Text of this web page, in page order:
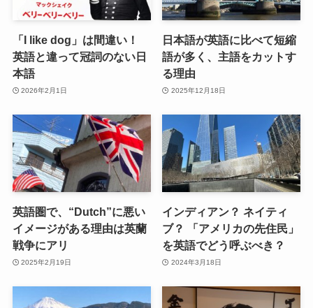
「I like dog」は間違い！
英語と違って冠詞のない日
本語
2026年2月1日
日本語が英語に比べて短縮
語が多く、主語をカットす
る理由
2025年12月18日
英語圏で、“Dutch”に悪い
イメージがある理由は英蘭
戦争にアリ
2025年2月19日
インディアン？ ネイティ
ブ？ 「アメリカの先住民」
を英語でどう呼ぶべき？
2024年3月18日